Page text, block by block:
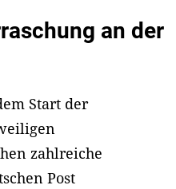
an der
Start der
zahlreiche
Post